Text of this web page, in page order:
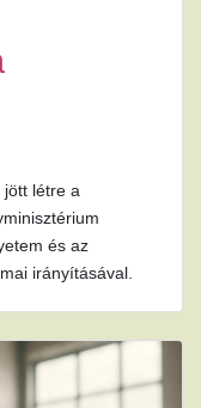
létre a
és az
irányításával.